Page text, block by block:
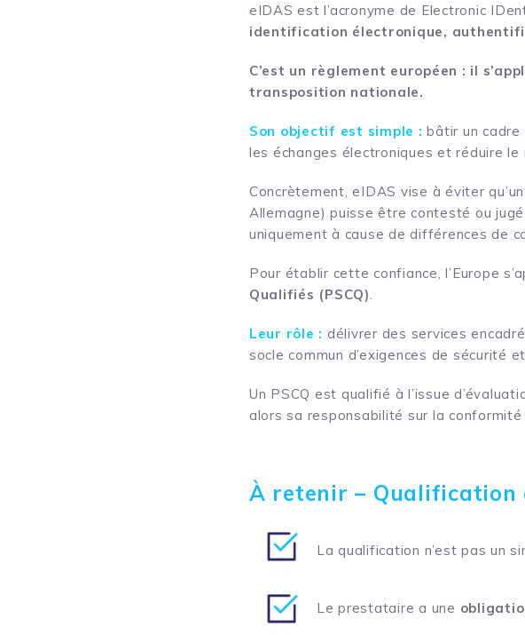
eIDAS est l’acronyme de Electronic
identification électronique,
C’est un règlement européen : il
transposition nationale.
Son objectif est simple : bâtir un cadre
les échanges électroniques et réduire le
Concrètement, eIDAS vise à éviter
Allemagne) puisse être contesté ou
uniquement à cause de différences de
Pour établir cette confiance, l’Europe
Qualifiés (PSCQ).
Leur rôle : délivrer des services
socle commun d’exigences de sécurité
Un PSCQ est qualifié à l’issue
alors sa responsabilité sur la conformité
À retenir – Qualification
La qualification n’est pas un
Le prestataire a une